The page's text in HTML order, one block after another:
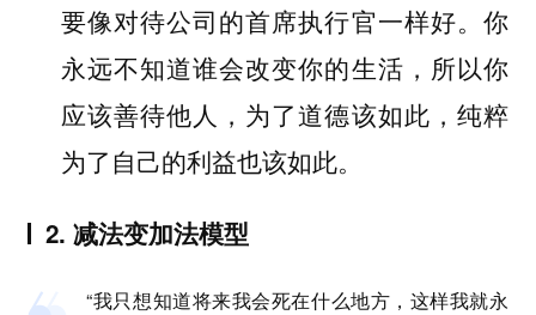
要像对待公司的首席执行官一样好。你
永远不知道谁会改变你的生活，所以你
应该善待他人，为了道德该如此，纯粹
为了自己的利益也该如此。
2. 减法变加法模型
“我只想知道将来我会死在什么地方，这样我就永